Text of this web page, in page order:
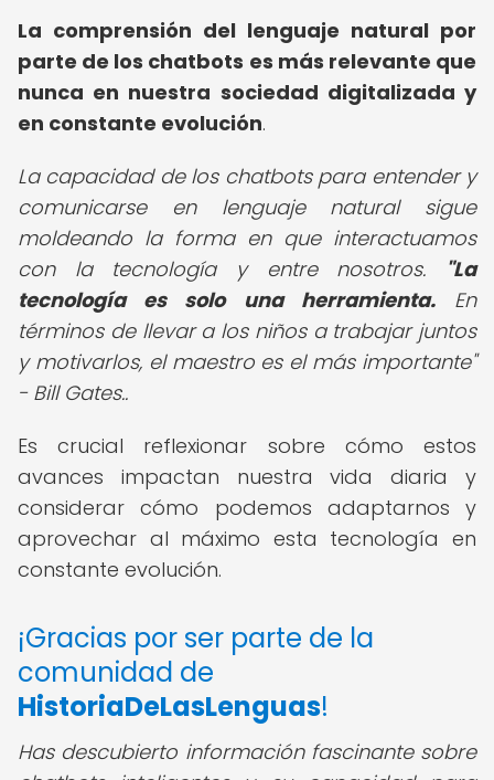
La comprensión del lenguaje natural por
parte de los chatbots es más relevante que
nunca en nuestra sociedad digitalizada y
en constante evolución.
La capacidad de los chatbots para entender y
comunicarse en lenguaje natural sigue
moldeando la forma en que interactuamos
con la tecnología y entre nosotros.
"La
tecnología es solo una herramienta.En
términos de llevar a los niños a trabajar juntos
y motivarlos, el maestro es el más importante"
- Bill Gates..
Es crucial reflexionar sobre cómo estos
avances impactan nuestra vida diaria y
considerar cómo podemos adaptarnos y
aprovechar al máximo esta tecnología en
constante evolución.
¡Gracias por ser parte de la
comunidad de
HistoriaDeLasLenguas!
Has descubierto información fascinante sobre